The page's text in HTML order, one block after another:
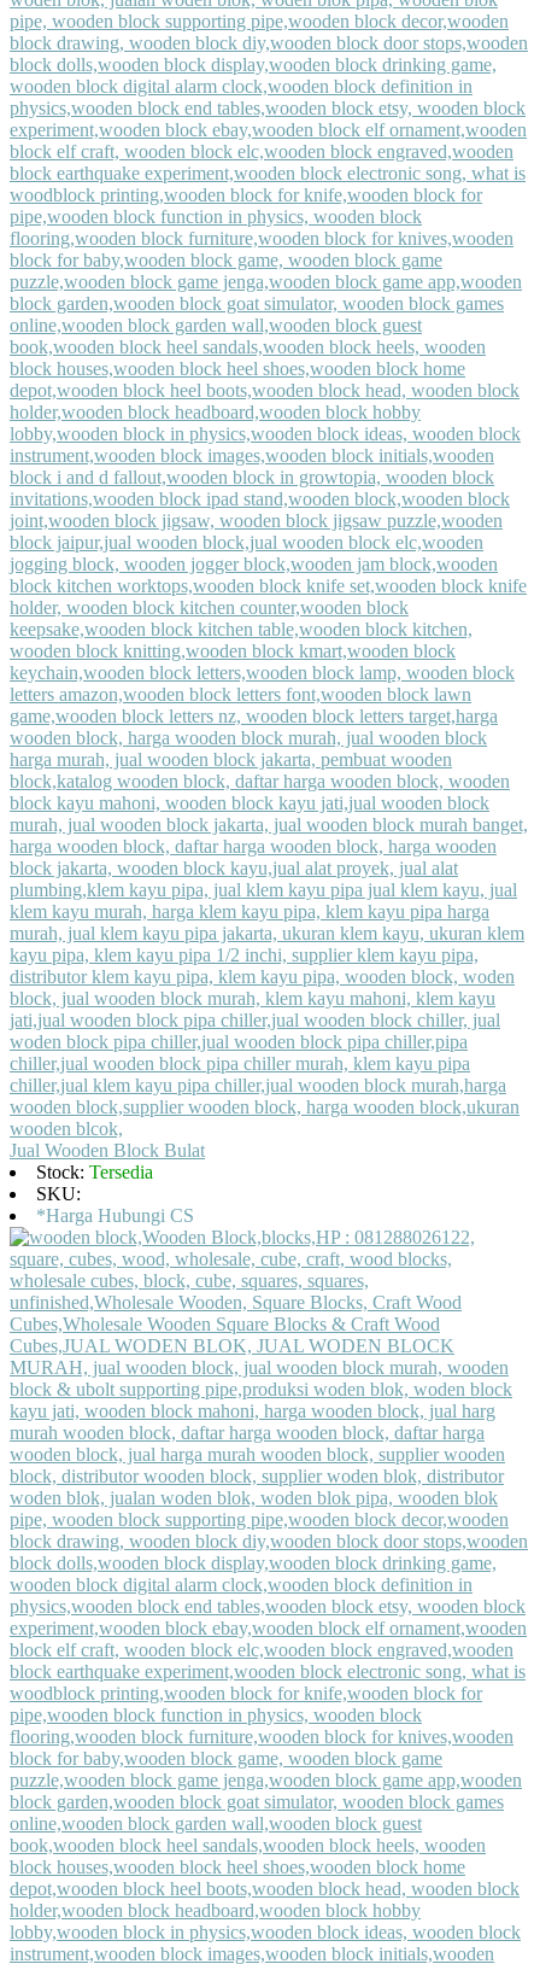
Jual Wooden Block Bulat
Stock: Tersedia
SKU:
*Harga Hubungi CS